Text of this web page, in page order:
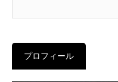
プロフィール